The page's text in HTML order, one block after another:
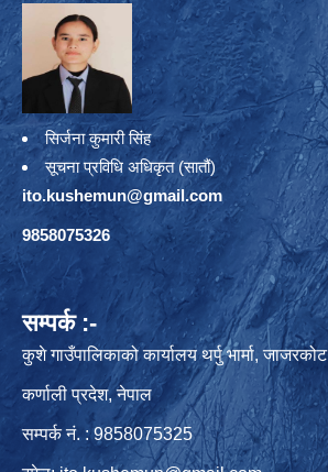
सिर्जना कुमारी सिंह
सूचना प्रविधि अधिकृत (सातौं)
ito.kushemun@gmail.com
9858075326
सम्पर्क :-
कुशे गाउँपालिकाको कार्यालय थर्पु भार्मा, जाजरकोट
कर्णाली प्रदेश, नेपाल
सम्पर्क नं. : 9858075325